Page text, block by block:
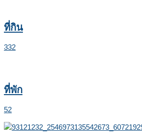
ที่กิน
332
ที่พัก
52